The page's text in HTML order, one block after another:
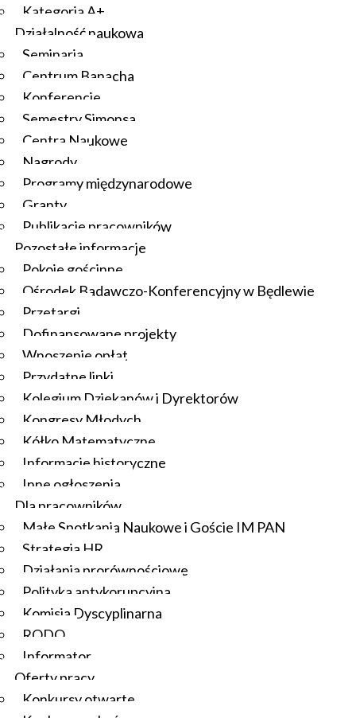
Kategoria A+
Działalność naukowa
Seminaria
Centrum Banacha
Konferencje
Semestry Simonsa
Centra Naukowe
Nagrody
Programy międzynarodowe
Granty
Publikacje pracowników
Pozostałe informacje
Pokoje gościnne
Ośrodek Badawczo-Konferencyjny w Będlewie
Przetargi
Dofinansowane projekty
Wnoszenie opłat
Przydatne linki
Kolegium Dziekanów i Dyrektorów
Kongresy Młodych
Kółko Matematyczne
Informacje historyczne
Inne ogłoszenia
Dla pracowników
Małe Spotkania Naukowe i Goście IM PAN
Strategia HR
Działania prorównościowe
Polityka antykorupcyjna
Komisja Dyscyplinarna
RODO
Informator
Oferty pracy
Konkursy otwarte